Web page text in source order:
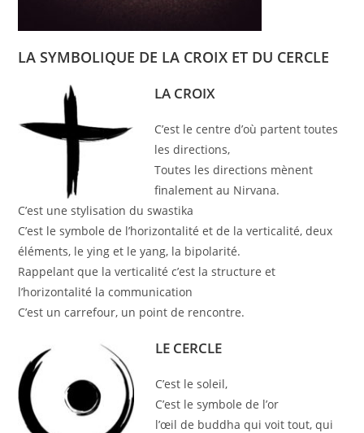
LA SYMBOLIQUE DE LA CROIX ET DU CERCLE
LA CROIX
C’est le centre d’où partent toutes
les directions,
Toutes les directions mènent
finalement au Nirvana.
C’est une stylisation du swastika
C’est le symbole de l’horizontalité et de la verticalité, deux
éléments, le ying et le yang, la bipolarité.
Rappelant que la verticalité c’est la structure et
l’horizontalité la communication
C’est un carrefour, un point de rencontre.
LE CERCLE
C’est le soleil,
C’est le symbole de l’or
l’œil de buddha qui voit tout, qui